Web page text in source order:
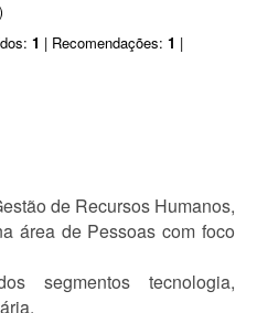
1 | Recomendações: 1 |
de Recursos Humanos,
área de Pessoas com foco
segmentos tecnologia,